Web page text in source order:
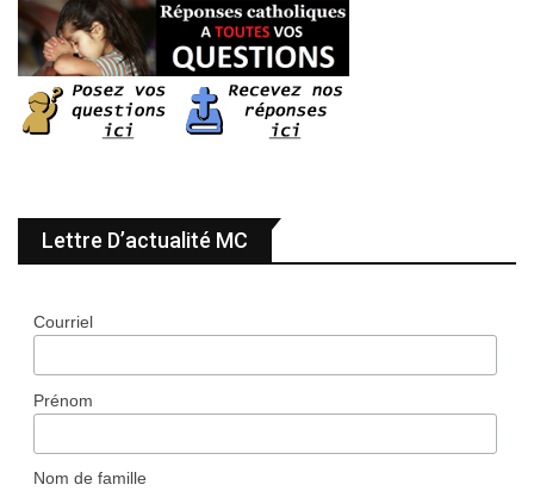
Lettre D’actualité MC
Courriel
Prénom
Nom de famille